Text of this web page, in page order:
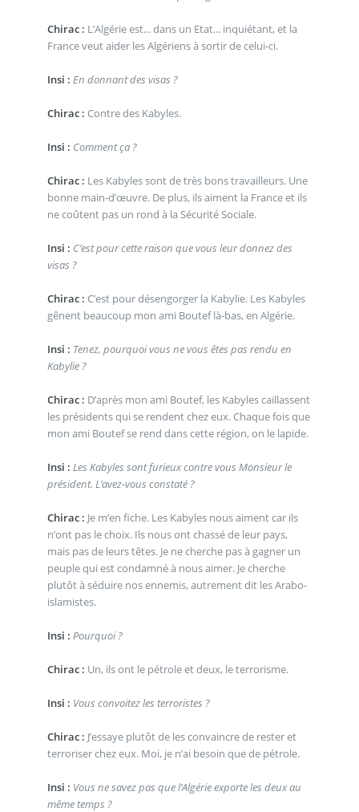
Chirac : L’Algérie est... dans un Etat... inquiétant, et la
France veut aider les Algériens à sortir de celui-ci.
Insi : En donnant des visas ?
Chirac : Contre des Kabyles.
Insi : Comment ça ?
Chirac : Les Kabyles sont de très bons travailleurs. Une
bonne main-d’œuvre. De plus, ils aiment la France et ils
ne coûtent pas un rond à la Sécurité Sociale.
Insi : C’est pour cette raison que vous leur donnez des
visas ?
Chirac : C’est pour désengorger la Kabylie. Les Kabyles
gênent beaucoup mon ami Boutef là-bas, en Algérie.
Insi : Tenez, pourquoi vous ne vous êtes pas rendu en
Kabylie ?
Chirac : D’après mon ami Boutef, les Kabyles caillassent
les présidents qui se rendent chez eux. Chaque fois que
mon ami Boutef se rend dans cette région, on le lapide.
Insi : Les Kabyles sont furieux contre vous Monsieur le
président. L’avez-vous constaté ?
Chirac : Je m’en fiche. Les Kabyles nous aiment car ils
n’ont pas le choix. Ils nous ont chassé de leur pays,
mais pas de leurs têtes. Je ne cherche pas à gagner un
peuple qui est condamné à nous aimer. Je cherche
plutôt à séduire nos ennemis, autrement dit les Arabo-
islamistes.
Insi : Pourquoi ?
Chirac : Un, ils ont le pétrole et deux, le terrorisme.
Insi : Vous convoitez les terroristes ?
Chirac : J’essaye plutôt de les convaincre de rester et
terroriser chez eux. Moi, je n’ai besoin que de pétrole.
Insi : Vous ne savez pas que l’Algérie exporte les deux au
même temps ?